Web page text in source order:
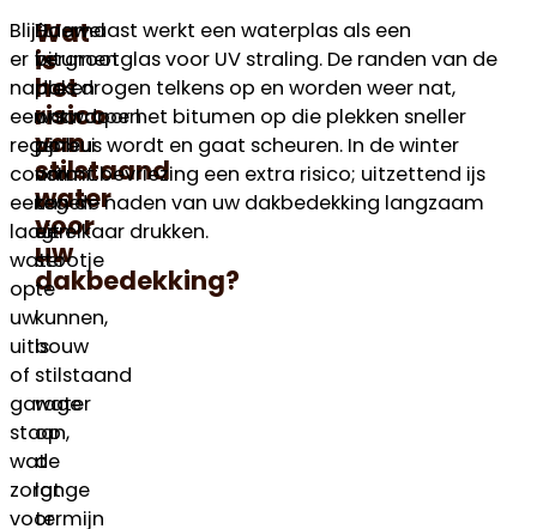
Blijft
er
na
een
regenbui
constant
een
laag
water
op
uw
uitbouw
of
garage
staan,
wat
zorgt
voor
Wat
is
het
risico
van
stilstaand
water
voor
uw
dakbedekking?
Hoewel
bitumen
daken
ontworpen
zijn
om
tegen
een
stootje
te
kunnen,
is
stilstaand
water
op
de
lange
termijn
Daarnaast werkt een waterplas als een
vergrootglas voor UV straling. De randen van de
plas drogen telkens op en worden weer nat,
waardoor het bitumen op die plekken sneller
poreus wordt en gaat scheuren. In de winter
vormt bevriezing een extra risico; uitzettend ijs
kan de naden van uw dakbedekking langzaam
uit elkaar drukken.